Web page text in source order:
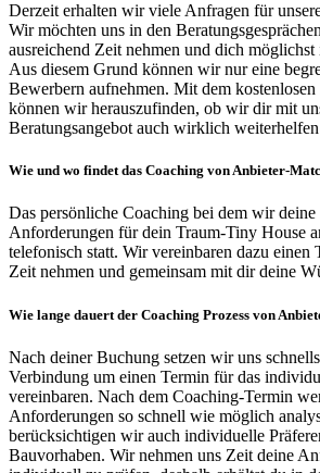
Derzeit erhalten wir viele Anfragen für
Wir möchten uns in den
ausreichend Zeit nehmen und dich
Aus diesem Grund können wir nur eine
Bewerbern aufnehmen. Mit dem kostenlosen
können wir herauszufinden, ob wir dir mit
Beratungsangebot auch wirklich
Wie und wo findet das Coaching von Anbieter-
Das persönliche Coaching bei dem wir
Anforderungen für dein Traum-Tiny House
telefonisch statt. Wir vereinbaren dazu einen
Zeit nehmen und gemeinsam mit dir deine
Wie lange dauert der Coaching Prozess von
Nach deiner Buchung setzen wir uns
Verbindung um einen Termin für das
vereinbaren. Nach dem Coaching-Termin
Anforderungen so schnell wie möglich
berücksichtigen wir auch individuelle
Bauvorhaben. Wir nehmen uns Zeit deine